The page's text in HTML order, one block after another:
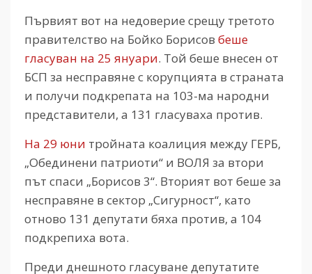
Първият вот на недоверие срещу третото
правителство на Бойко Борисов беше
гласуван на 25 януари. Той беше внесен от
БСП за несправяне с корупцията в страната
и получи подкрепата на 103-ма народни
представители, а 131 гласуваха против.
На 29 юни тройната коалиция между ГЕРБ,
„Обединени патриоти“ и ВОЛЯ за втори
път спаси „Борисов 3“. Вторият вот беше за
несправяне в сектор „Сигурност“, като
отново 131 депутати бяха против, а 104
подкрепиха вота.
Преди днешното гласуване депутатите